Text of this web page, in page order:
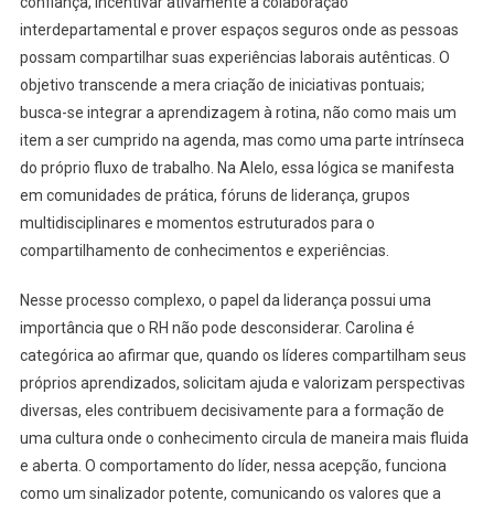
interdepartamental e prover espaços seguros onde as pessoas
possam compartilhar suas experiências laborais autênticas. O
objetivo transcende a mera criação de iniciativas pontuais;
busca-se integrar a aprendizagem à rotina, não como mais um
item a ser cumprido na agenda, mas como uma parte intrínseca
do próprio fluxo de trabalho. Na Alelo, essa lógica se manifesta
em comunidades de prática, fóruns de liderança, grupos
multidisciplinares e momentos estruturados para o
compartilhamento de conhecimentos e experiências.
Nesse processo complexo, o papel da liderança possui uma
importância que o RH não pode desconsiderar. Carolina é
categórica ao afirmar que, quando os líderes compartilham seus
próprios aprendizados, solicitam ajuda e valorizam perspectivas
diversas, eles contribuem decisivamente para a formação de
uma cultura onde o conhecimento circula de maneira mais fluida
e aberta. O comportamento do líder, nessa acepção, funciona
como um sinalizador potente, comunicando os valores que a